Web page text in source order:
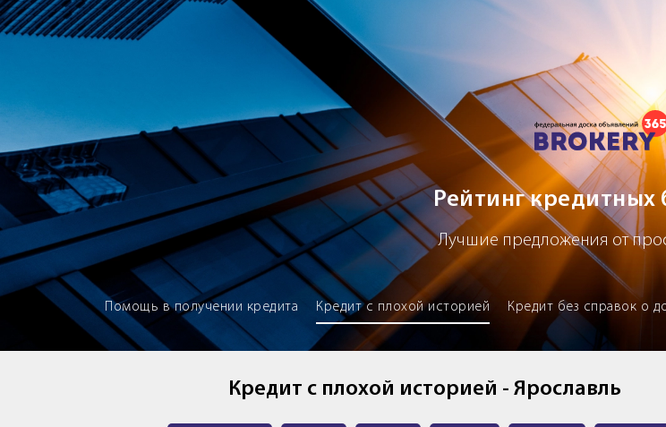
Brokery365 - Рейтинг кредитных брокеров
Рейтинг кредитных
Лучшие предложения от
Помощь в получении кредита Кредит с плохой историей Кредит без справок о
Кредит с плохой историей - Ярославль